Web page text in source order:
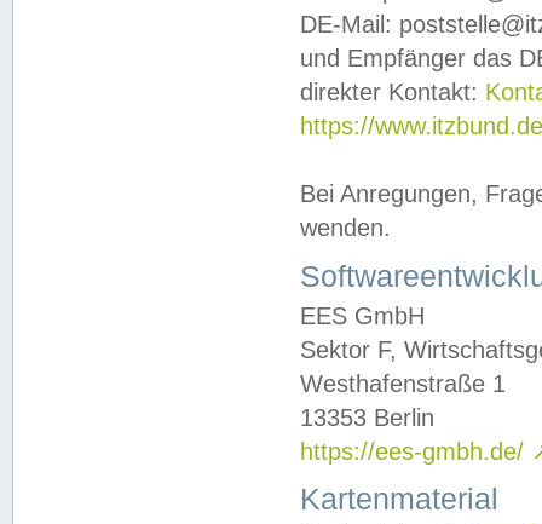
DE-Mail:
und Empfänger das
direkter Kontakt:
https://
Bei Anregungen,
wenden.
EES GmbH
Sektor F,
Westhafenstraße 1
13353 Berlin
https://ees-gmbh.de/
Kartenmaterial